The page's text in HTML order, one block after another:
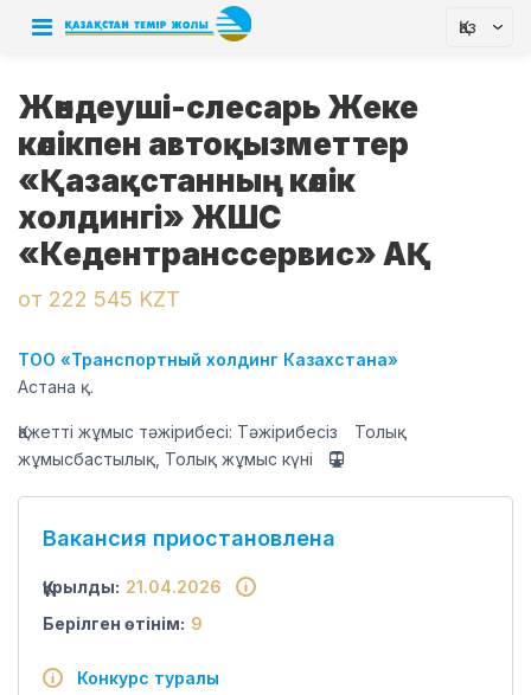
Қаз
Жөндеуші-слесарь Жеке
көлікпен автоқызметтер
«Қазақстанның көлік
холдингі» ЖШС
«Кедентранссервис» АҚ
от 222 545 KZT
ТОО «Транспортный холдинг Казахстана»
Астана қ.
Қажетті жұмыс тәжірибесі: Тәжірибесіз
Толық
жұмысбастылық, Толық жұмыс күні
Вакансия приостановлена
Құрылды: 21.04.2026
Берілген өтінім: 9
Конкурс туралы